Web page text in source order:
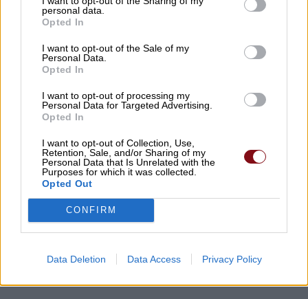
personal data.
Opted In
I want to opt-out of the Sale of my
Personal Data.
Opted In
I want to opt-out of processing my
Personal Data for Targeted Advertising.
Opted In
I want to opt-out of Collection, Use,
Retention, Sale, and/or Sharing of my
Personal Data that Is Unrelated with the
Purposes for which it was collected.
Opted Out
CONFIRM
Data Deletion Data Access Privacy Policy
Η μεγάλη οθόνη συνεχίζεται στο
κινηματογραφικές προτάσεις για μικρούς
και μεγάλους
06/08/2026 , 11:10
από όσα γνωρίζαμε μέχρι σήμερα – Η
ανακάλυψη που ενθουσιάζει τους
επιστήμονες
06/08/2026 , 10:43
δάσκαλος κουράζεται όχι από τα παιδιά,
αλλά από όλα τα υπόλοιπα